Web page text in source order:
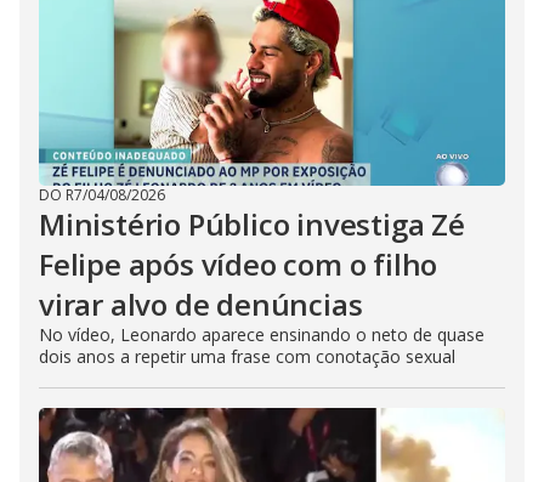
DO R7/04/08/2026
Ministério Público investiga Zé
Felipe após vídeo com o filho
virar alvo de denúncias
No vídeo, Leonardo aparece ensinando o neto de quase
dois anos a repetir uma frase com conotação sexual